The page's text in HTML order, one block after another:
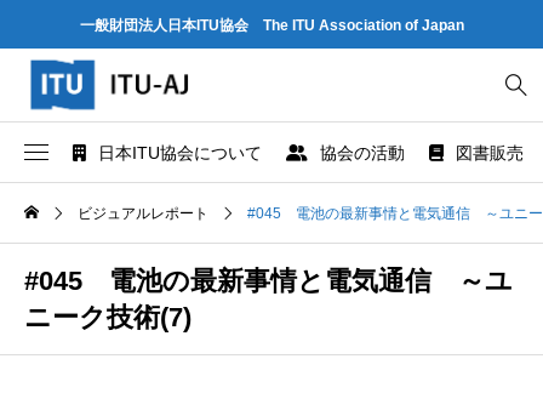
一般財団法人日本ITU協会 The ITU Association of Japan
日本ITU協会について 協会の活動 図書販売
協会概要
協会組織
業務および財務に関する資料
世界情報社会・電気通信日記念行事
研究会
出版・情報活動
ITU とは
ITU-R 関係のデータ情報
ITU-T 関係のデータ情報
ビジュアルレポート #045 電池の最新事情と電気通信 ～ユニ
#045 電池の最新事情と電気通信 ～ユ
ニーク技術(7)